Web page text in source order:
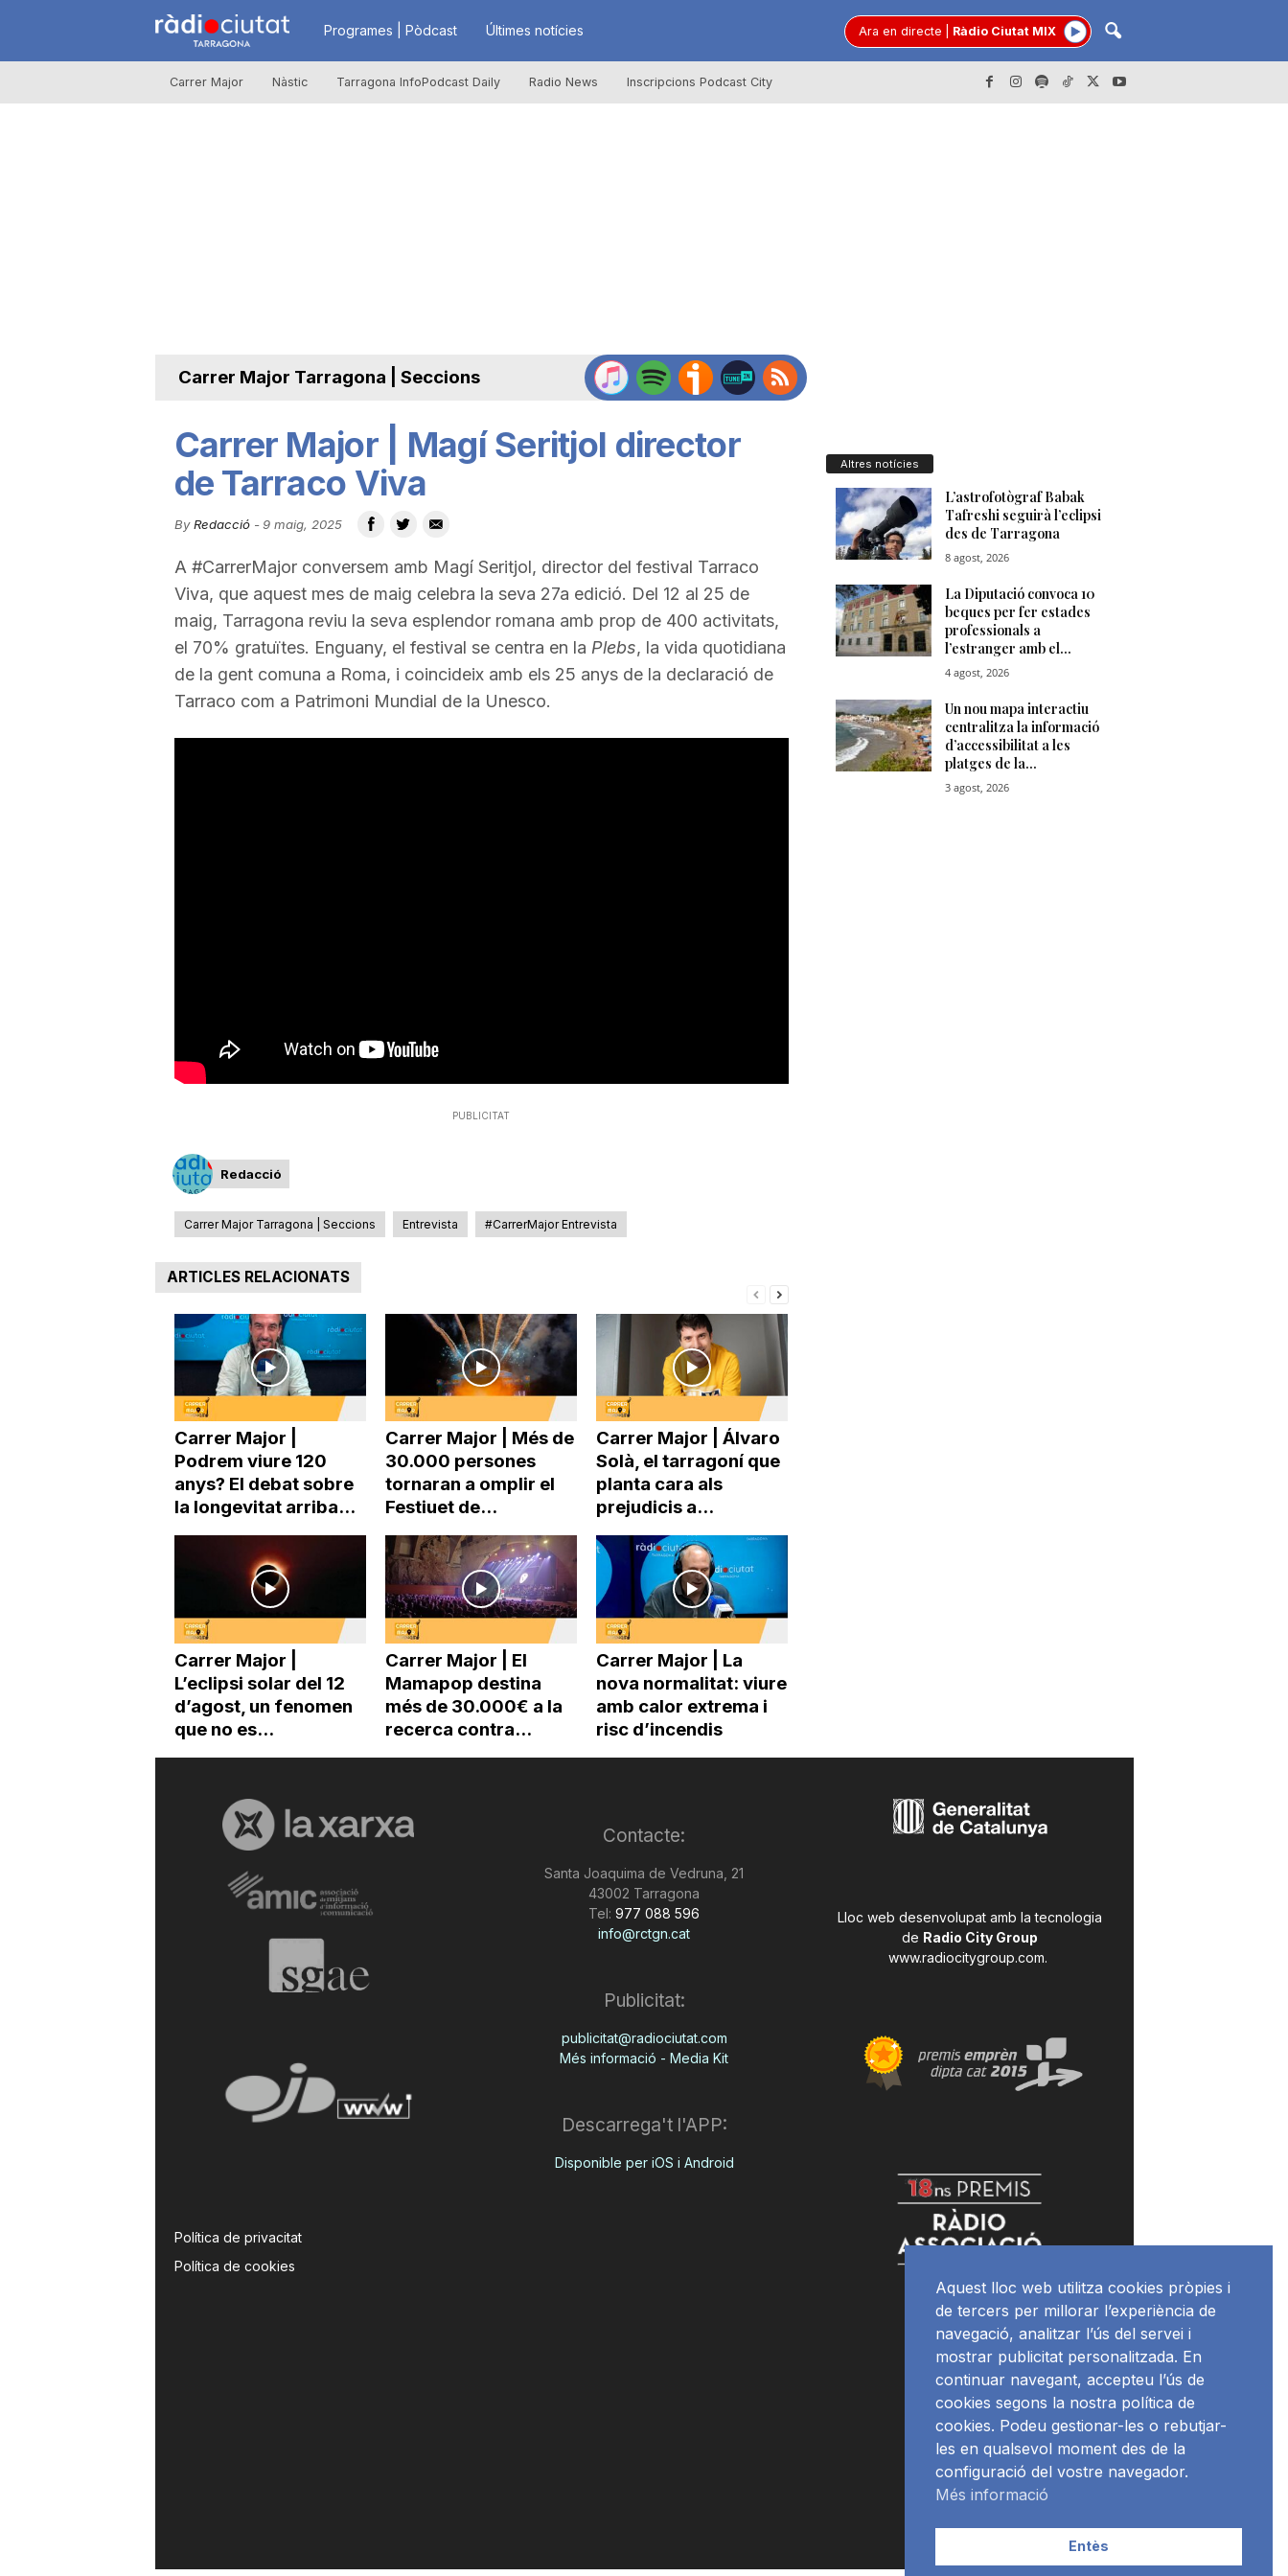
R
à
u
t
t
d
a
Programes | Pòdcast Últimes notícies Ara en directe Ràdio Ciutat MIX
Carrer Major Nàstic Tarragona InfoPodcast Daily Radio News Inscripcions Podcast City
Carrer Major Tarragona | Seccions
Carrer Major | Magí Seritjol director
de Tarraco Viva
By Redacció- 9 maig, 2025
A #CarrerMajor conversem amb Magí Seritjol, director del festival Tarraco
Viva, que aquest mes de maig celebra la seva 27a edició. Del 12 al 25 de
maig, Tarragona reviu la seva esplendor romana amb prop de 400 activitats,
el 70% gratuïtes. Enguany, el festival se centra en la Plebs, la vida quotidiana
de la gent comuna a Roma, i coincideix amb els 25 anys de la declaració de
Tarraco com a Patrimoni Mundial de la Unesco.
PUBLICITAT
Redacció
Carrer Major Tarragona | Seccions Entrevista #CarrerMajor Entrevista
ARTICLES RELACIONATS
Carrer Major |
Podrem viure 120
anys? El debat sobre
la longevitat arriba...
Carrer Major | Més de
30.000 persones
tornaran a omplir el
Festiuet de...
Carrer Major | Álvaro
Solà, el tarragoní que
planta cara als
prejudicis a...
Carrer Major |
L’eclipsi solar del 12
d’agost, un fenomen
que no es...
Carrer Major | El
Mamapop destina
més de 30.000€ a la
recerca contra...
Carrer Major | La
nova normalitat: viure
amb calor extrema i
risc d’incendis
Altres notícies
Política de privacitat
Política de cookies
Contacte:
Santa Joaquima de Vedruna, 21
43002 Tarragona
Tel: 977 088 596
info@rctgn.cat
Publicitat:
publicitat@radiociutat.com
Més informació - Media Kit
Descarrega't l'APP:
Disponible per iOS i Android
Lloc web desenvolupat amb la tecnologia
de Radio City Group
www.radiocitygroup.com.
Aquest lloc web utilitza cookies pròpies i
de tercers per millorar l’experiència de
navegació, analitzar l’ús del servei i
mostrar publicitat personalitzada. En
continuar navegant, accepteu l’ús de
cookies segons la nostra política de
cookies. Podeu gestionar-les o rebutjar-
les en qualsevol moment des de la
configuració del vostre navegador.
Més informació
Entès